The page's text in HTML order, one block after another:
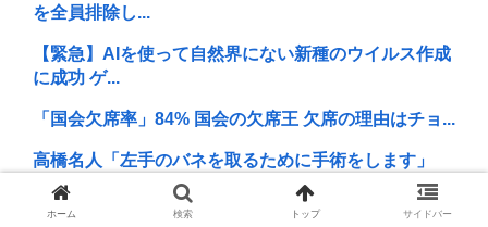
を全員排除し...
【緊急】AIを使って自然界にない新種のウイルス作成
に成功 ゲ...
「国会欠席率」84% 国会の欠席王 欠席の理由はチョ...
高橋名人「左手のバネを取るために手術をします」
昼夜←このシステムそろそろアプデすべきよな
ホーム 検索 トップ サイドバー